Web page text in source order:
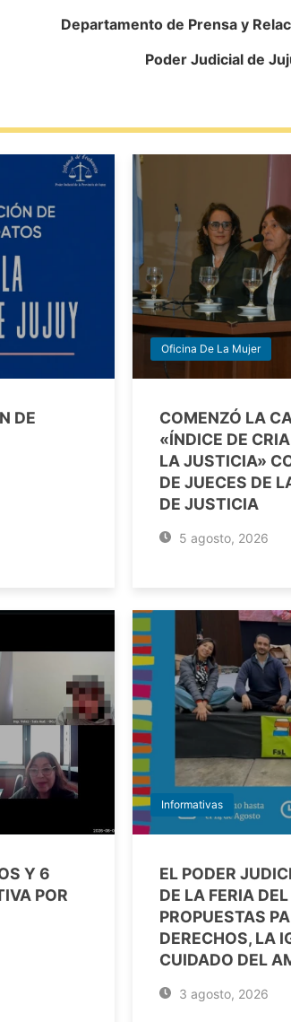
Departamento de Prensa y
Poder Judicial de
DE
Oficina De La Mujer
COMENZÓ LA
«ÍNDICE DE
LA JUSTICIA»
DE JUECES DE
DE JUSTICIA
5 agosto, 2026
Y 6
POR
Informativas
EL PODER
DE LA FERIA
PROPUESTAS
DERECHOS, LA
CUIDADO DEL
3 agosto, 2026